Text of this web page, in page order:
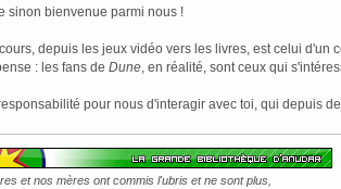
sinon bienvenue parmi nous !
depuis les jeux vidéo vers les livres, est celui
: les fans de Dune, en réalité, sont ceux qui
pour nous d'interagir avec toi, qui depuis
et nos mères ont commis l'ubris et ne sont plus,